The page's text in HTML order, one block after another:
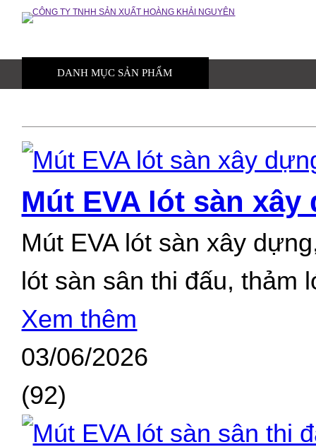
DANH MỤC SẢN PHẨM
Ron cao su
Mút xốp
Cao su tấm
Cao su xốp
Ống silicone
Thảm lót sàn
Cao su silicone
Mút EVA lót sàn xây
Mút EVA lót sàn xây
lót sàn sân thi đấu, thảm
Xem thêm
03/06/2026
(92)